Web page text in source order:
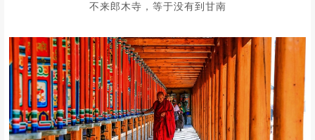
不来郎木寺，等于没有到甘南